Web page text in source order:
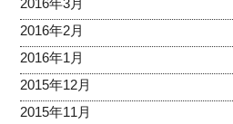
2016年2月
2016年1月
2015年12月
2015年11月